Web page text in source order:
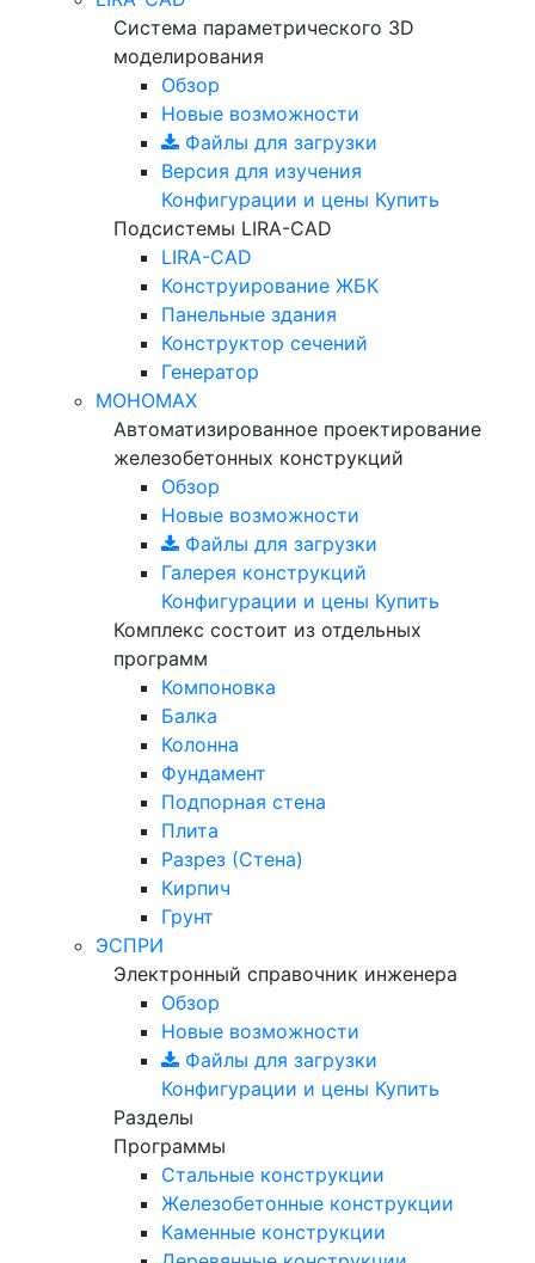
Система параметрического 3D
моделирования
Обзор
Новые возможности
Файлы для загрузки
Версия для изучения
Конфигурации и цены Купить
Подсистемы LIRA-CAD
LIRA-CAD
Конструирование ЖБК
Панельные здания
Конструктор сечений
Генератор
МОНОМАХ
Автоматизированное проектирование
железобетонных конструкций
Обзор
Новые возможности
Файлы для загрузки
Галерея конструкций
Конфигурации и цены Купить
Комплекс состоит из отдельных
программ
Компоновка
Балка
Колонна
Фундамент
Подпорная стена
Плита
Разрез (Стена)
Кирпич
Грунт
ЭСПРИ
Электронный справочник инженера
Обзор
Новые возможности
Файлы для загрузки
Конфигурации и цены Купить
Разделы
Программы
Стальные конструкции
Железобетонные конструкции
Каменные конструкции